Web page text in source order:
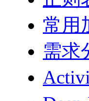
常用
需求